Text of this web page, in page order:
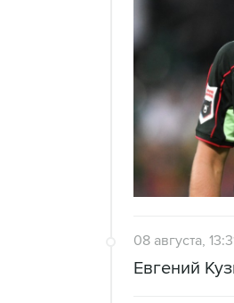
08 августа,
Евгений